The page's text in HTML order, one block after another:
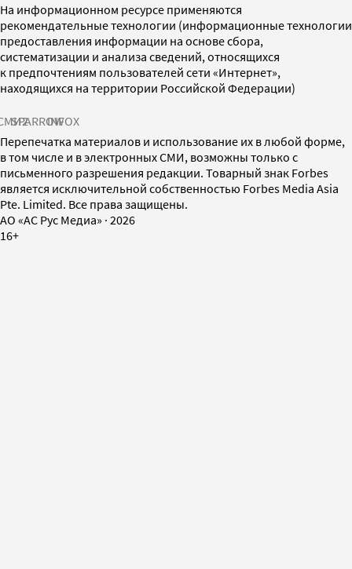
На информационном ресурсе применяются
рекомендательные технологии (информационные технологии
предоставления информации на основе сбора,
систематизации и анализа сведений, относящихся
к предпочтениям пользователей сети «Интернет»,
находящихся на территории Российской Федерации)
SPARROWINFOX
Перепечатка материалов и использование их в любой форме,
в том числе и в электронных СМИ, возможны только с
письменного разрешения редакции. Товарный знак Forbes
является исключительной собственностью Forbes Media Asia
Pte. Limited. Все права защищены.
AO «АС Рус Медиа» · 2026
16+